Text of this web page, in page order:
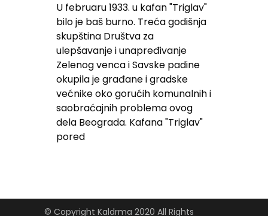
U februaru 1933. u kafan "Triglav"
bilo je baš burno. Treća godišnja
skupština Društva za
ulepšavanje i unapređivanje
Zelenog venca i Savske padine
okupila je građane i gradske
većnike oko gorućih komunalnih i
saobraćajnih problema ovog
dela Beograda. Kafana "Triglav"
pored
© Copyright Kaldrma 2020 All Rights